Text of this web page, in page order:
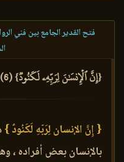
فتح القدير الجامع بين فني
{إِنَّ ٱلۡإِنسَٰنَ لِرَبِّهِۦ لَكَنُودٞ} (6)
{ إِنَّ الإنسان لِرَبّهِ لَكَنُودٌ }
بالإنسان بعض أفراده ،